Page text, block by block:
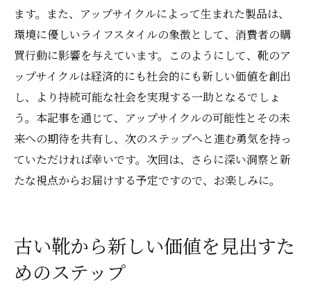
ます。また、アップサイクルによって生まれた製品は、
環境に優しいライフスタイルの象徴として、消費者の購
買行動に影響を与えています。このようにして、靴のア
ップサイクルは経済的にも社会的にも新しい価値を創出
し、より持続可能な社会を実現する一助となるでしょ
う。本記事を通じて、アップサイクルの可能性とその未
来への期待を共有し、次のステップへと進む勇気を持っ
ていただければ幸いです。次回は、さらに深い洞察と新
たな視点からお届けする予定ですので、お楽しみに。
古い靴から新しい価値を見出すた
めのステップ